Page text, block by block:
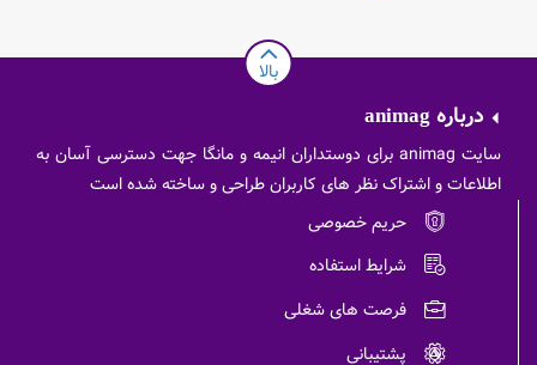
بالا
درباره animag
سایت animag برای دوستداران انیمه و مانگا جهت دسترسی آسان به
اطلاعات و اشتراک نظر های کاربران طراحی و ساخته شده است
حریم خصوصی
شرایط استفاده
فرصت های شغلی
پشتیبانی